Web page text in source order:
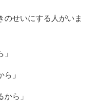
のせいにする人がいま
」
ら」